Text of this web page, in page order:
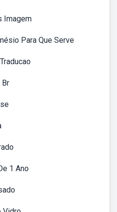
Imagem
Para Que Serve
Br
1 Ano